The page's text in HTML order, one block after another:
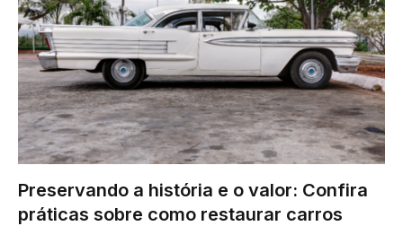
Preservando a história e o valor: Confira
práticas sobre como restaurar carros